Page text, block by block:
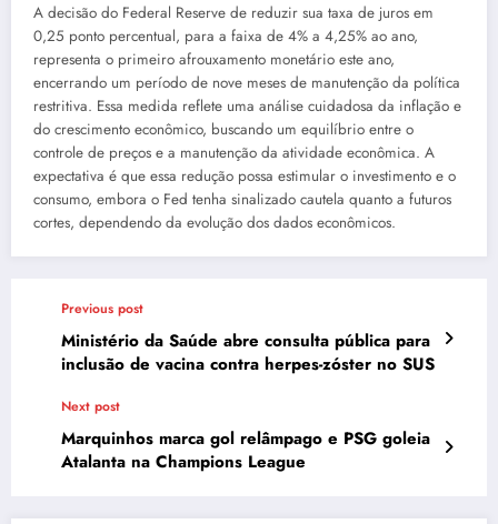
A decisão do Federal Reserve de reduzir sua taxa de juros em
0,25 ponto percentual, para a faixa de 4% a 4,25% ao ano,
representa o primeiro afrouxamento monetário este ano,
encerrando um período de nove meses de manutenção da política
restritiva. Essa medida reflete uma análise cuidadosa da inflação e
do crescimento econômico, buscando um equilíbrio entre o
controle de preços e a manutenção da atividade econômica. A
expectativa é que essa redução possa estimular o investimento e o
consumo, embora o Fed tenha sinalizado cautela quanto a futuros
cortes, dependendo da evolução dos dados econômicos.
Previous post
Ministério da Saúde abre consulta pública para
inclusão de vacina contra herpes-zóster no SUS
Next post
Marquinhos marca gol relâmpago e PSG goleia
Atalanta na Champions League